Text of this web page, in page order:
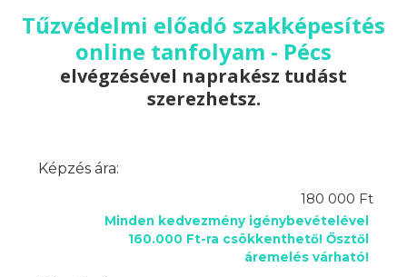
Tűzvédelmi előadó szakképesítés
online tanfolyam - Pécs
elvégzésével naprakész tudást
szerezhetsz.
Képzés ára:
180 000 Ft
Minden kedvezmény igénybevételével
160.000 Ft-ra csökkenthető! Ősztől
áremelés várható!